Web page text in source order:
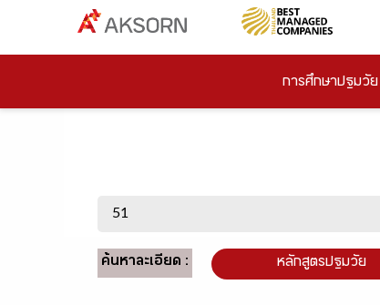
การศึกษาปฐมวัย
ค้นหาละเอียด : หลักสูตรปฐมวัย